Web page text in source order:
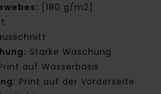
[180 g/m2]
Starke Waschung
auf Wasserbasis
Print auf der Vorderseite